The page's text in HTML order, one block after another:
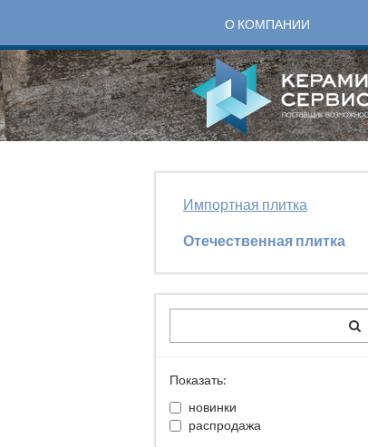
О КОМПАНИИ
Импортная плитка
Отечественная плитка
Показать:
новинки
распродажа